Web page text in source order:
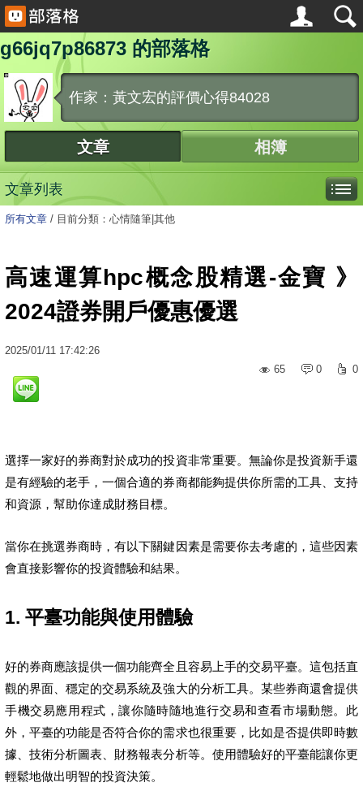
g66jq7p86873 的部落格
作家：黃文宏的評價心得84028
文章 相簿
文章列表
所有文章 / 目前分類：心情隨筆|其他
高速運算hpc概念股精選-金寶 》
2024證券開戶優惠優選
2025/01/11 17:42:26
65
0 0
選擇一家好的券商對於成功的投資非常重要。無論你是投資新手還
是有經驗的老手，一個合適的券商都能夠提供你所需的工具、支持
和資源，幫助你達成財務目標。
當你在挑選券商時，有以下關鍵因素是需要你去考慮的，這些因素
會直接影響你的投資體驗和結果。
1. 平臺功能與使用體驗
好的券商應該提供一個功能齊全且容易上手的交易平臺。這包括直
觀的界面、穩定的交易系統及強大的分析工具。某些券商還會提供
手機交易應用程式，讓你隨時隨地進行交易和查看市場動態。此
外，平臺的功能是否符合你的需求也很重要，比如是否提供即時數
據、技術分析圖表、財務報表分析等。使用體驗好的平臺能讓你更
輕鬆地做出明智的投資決策。